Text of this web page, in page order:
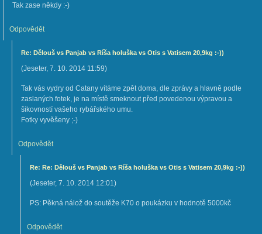
Tak zase někdy :-)
Odpovědět
Re: Dělouš vs Panjab vs Ríša holuška vs Otis s Vatisem 20,9kg :-))
(Jeseter, 7. 10. 2014 11:59)
Tak vás vydry od Catany vítáme zpět doma, dle zprávy a hlavně podle
zaslaných fotek, je na místě smeknout před povedenou výpravou a
šikovností vašeho rybářského umu.
Fotky vyvěšeny ;-)
Odpovědět
Re: Re: Dělouš vs Panjab vs Ríša holuška vs Otis s Vatisem 20,9kg :-))
(Jeseter, 7. 10. 2014 12:01)
PS: Pěkná nálož do soutěže K70 o poukázku v hodnotě 5000kč
Odpovědět